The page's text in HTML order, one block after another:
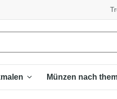
Münzen nach